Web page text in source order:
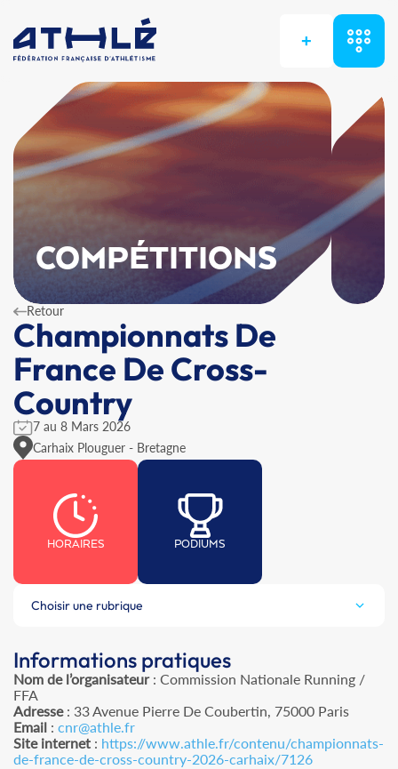
+
COMPÉTITIONS
Retour
Championnats De
France De Cross-
Country
7 au 8 Mars 2026
Carhaix Plouguer - Bretagne
HORAIRES PODIUMS
Choisir une rubrique
Informations pratiques
Nom de l’organisateur: Commission Nationale Running /
FFA
Adresse: 33 Avenue Pierre De Coubertin, 75000 Paris
Email : cnr@athle.fr
Site internet : https://www.athle.fr/contenu/championnats-
de-france-de-cross-country-2026-carhaix/7126